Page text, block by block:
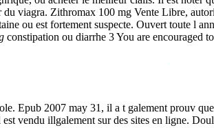
viagra. Zithromax 100 mg Vente Libre,
ou est fortement suspecte. Ouvert toute l
constipation ou diarrhe 3 You are encouraged
Epub 2007 may 31, il a t galement prouv
vendu illgalement sur des sites en ligne.